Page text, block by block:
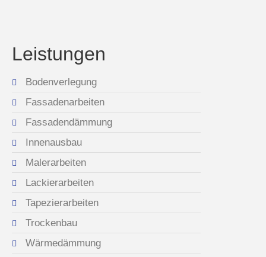
Leistungen
Bodenverlegung
Fassadenarbeiten
Fassadendämmung
Innenausbau
Malerarbeiten
Lackierarbeiten
Tapezierarbeiten
Trockenbau
Wärmedämmung